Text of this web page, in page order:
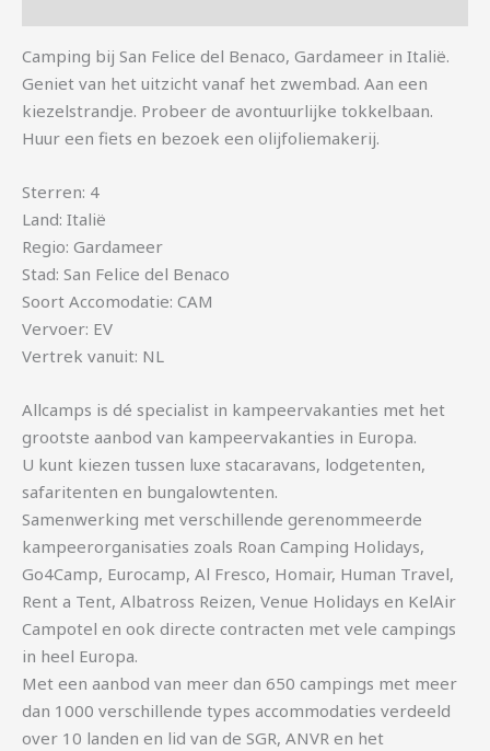
Camping bij San Felice del Benaco, Gardameer in Italië.
Geniet van het uitzicht vanaf het zwembad. Aan een
kiezelstrandje. Probeer de avontuurlijke tokkelbaan.
Huur een fiets en bezoek een olijfoliemakerij.
Sterren: 4
Land: Italië
Regio: Gardameer
Stad: San Felice del Benaco
Soort Accomodatie: CAM
Vervoer: EV
Vertrek vanuit: NL
Allcamps is dé specialist in kampeervakanties met het
grootste aanbod van kampeervakanties in Europa.
U kunt kiezen tussen luxe stacaravans, lodgetenten,
safaritenten en bungalowtenten.
Samenwerking met verschillende gerenommeerde
kampeerorganisaties zoals Roan Camping Holidays,
Go4Camp, Eurocamp, Al Fresco, Homair, Human Travel,
Rent a Tent, Albatross Reizen, Venue Holidays en KelAir
Campotel en ook directe contracten met vele campings
in heel Europa.
Met een aanbod van meer dan 650 campings met meer
dan 1000 verschillende types accommodaties verdeeld
over 10 landen en lid van de SGR, ANVR en het